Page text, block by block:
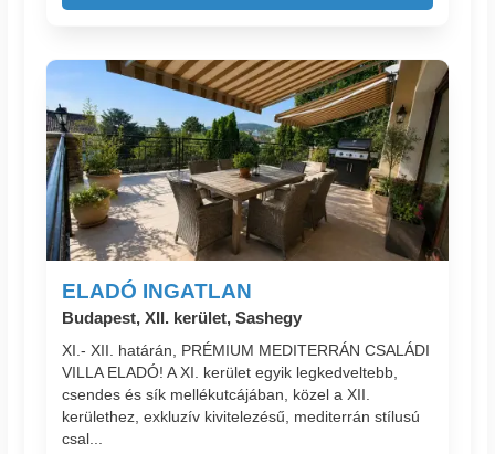
ELADÓ INGATLAN
Budapest, XII. kerület, Sashegy
XI.- XII. határán, PRÉMIUM MEDITERRÁN CSALÁDI
VILLA ELADÓ! A XI. kerület egyik legkedveltebb,
csendes és sík mellékutcájában, közel a XII.
kerülethez, exkluzív kivitelezésű, mediterrán stílusú
csal...